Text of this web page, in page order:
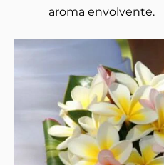
aroma envolvente.